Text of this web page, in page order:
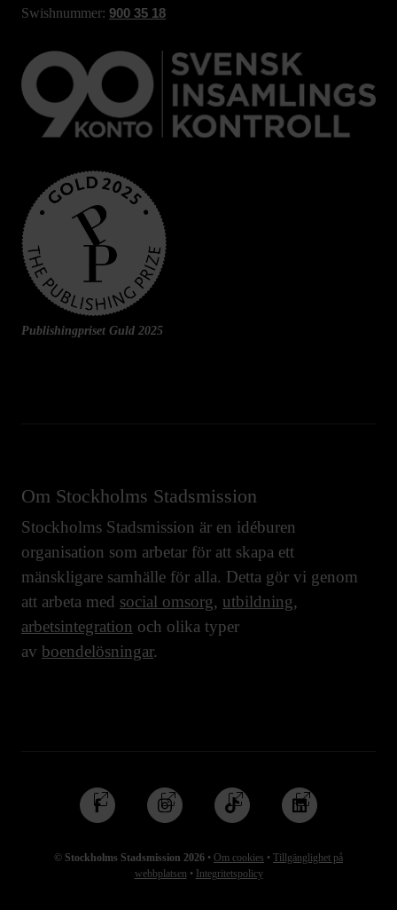
Swishnummer: 900 35 18
Publishingpriset Guld 2025
Om Stockholms Stadsmission
Stockholms Stadsmission är en idéburen
organisation som arbetar för att skapa ett
mänskligare samhälle för alla. Detta gör vi genom
att arbeta med social omsorg, utbildning,
arbetsintegration och olika typer
av boendelösningar.
© Stockholms Stadsmission 2026 • Om cookies • Tillgänglighet på
webbplatsen • Integritetspolicy
Följ
oss
Facebook
Följ
oss
Instagram
Följ
oss
TikTok
Följ
oss
Linkedin